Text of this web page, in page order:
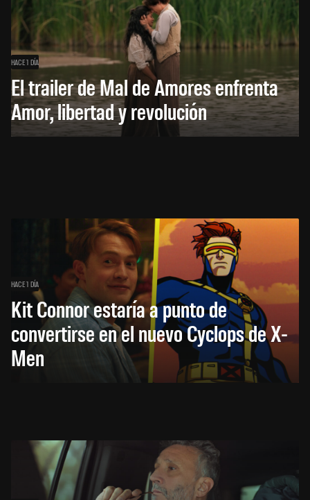
HACE 1 DÍA
El trailer de Mal de Amores enfrenta
Amor, libertad y revolución
HACE 1 DÍA
Kit Connor estaría a punto de
convertirse en el nuevo Cyclops de X-
Men